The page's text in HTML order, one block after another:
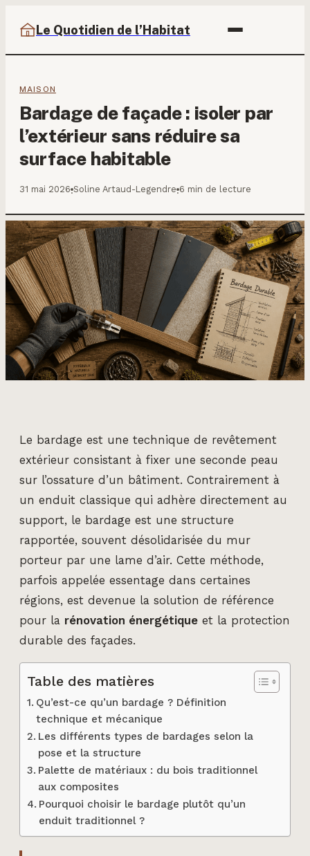
Le Quotidien de l’Habitat
MAISON
Bardage de façade : isoler par
l’extérieur sans réduire sa
surface habitable
31 mai 2026·Soline Artaud-Legendre·6 min de lecture
Le bardage est une technique de revêtement
extérieur consistant à fixer une seconde peau
sur l’ossature d’un bâtiment. Contrairement à
un enduit classique qui adhère directement au
support, le bardage est une structure
rapportée, souvent désolidarisée du mur
porteur par une lame d’air. Cette méthode,
parfois appelée essentage dans certaines
régions, est devenue la solution de référence
pour la rénovation énergétique et la protection
durable des façades.
Table des matières
Qu’est-ce qu’un bardage ? Définition
technique et mécanique
Les différents types de bardages selon la
pose et la structure
Palette de matériaux : du bois traditionnel
aux composites
Pourquoi choisir le bardage plutôt qu’un
enduit traditionnel ?